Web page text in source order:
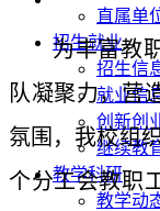
直属单
招生就业
招生信
就业信
创新创
继续教
教学科研
教学动
为丰富教
队凝聚力，营
氛围，我校组
个分工会教职